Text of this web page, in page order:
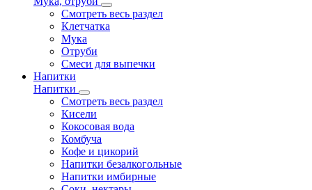
Смотреть весь раздел
Клетчатка
Мука
Отруби
Смеси для выпечки
Напитки
Напитки
Смотреть весь раздел
Кисели
Кокосовая вода
Комбуча
Кофе и цикорий
Напитки безалкогольные
Напитки имбирные